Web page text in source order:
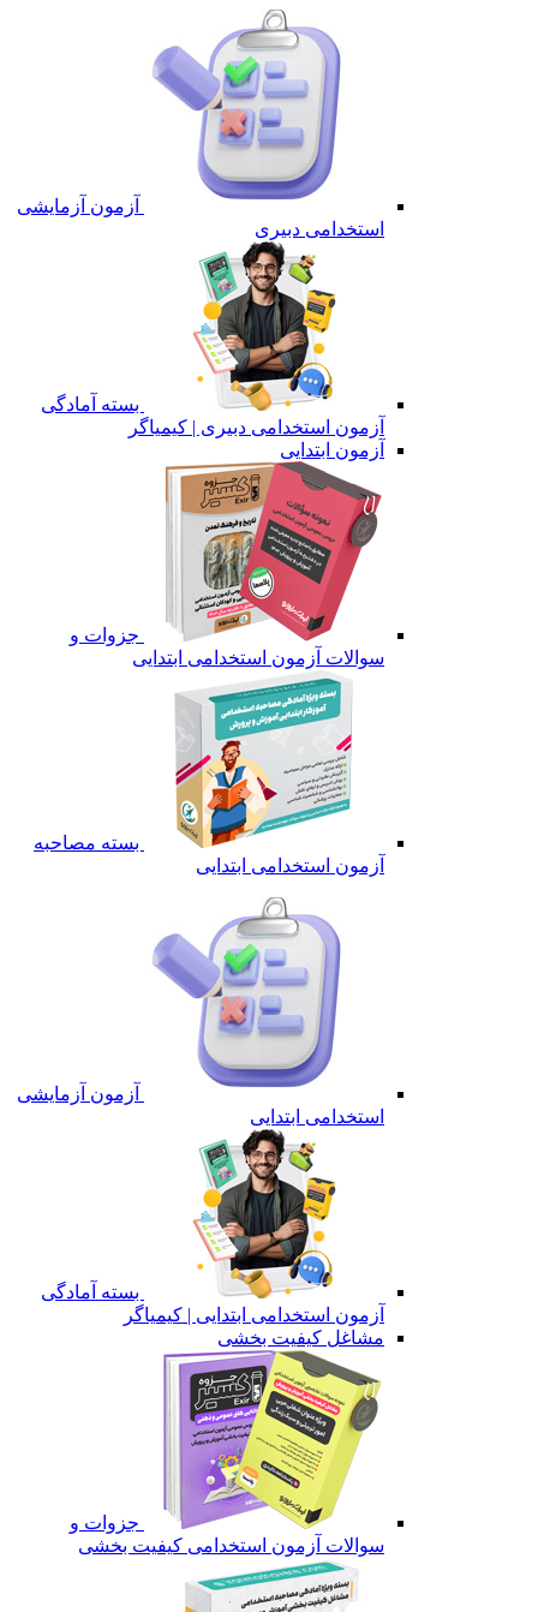
آزمون آزمایشی
استخدامی دبیری
بسته آمادگی
آزمون استخدامی دبیری | کیمیاگر
آزمون ابتدایی
جزوات و
سوالات آزمون استخدامی ابتدایی
بسته مصاحبه
آزمون استخدامی ابتدایی
آزمون آزمایشی
استخدامی ابتدایی
بسته آمادگی
آزمون استخدامی ابتدایی | کیمیاگر
مشاغل کیفیت بخشی
جزوات و
سوالات آزمون استخدامی کیفیت بخشی